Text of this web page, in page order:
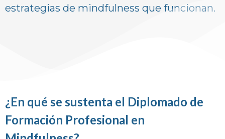
estrategias de mindfulness que funcionan.
¿En qué se sustenta el Diplomado de
Formación Profesional en